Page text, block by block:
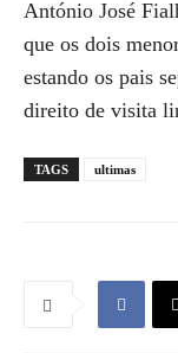
António José
que os dois
estando os pais
direito de visita
TAGS ultimas